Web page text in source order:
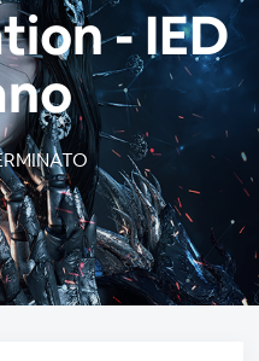
- IED